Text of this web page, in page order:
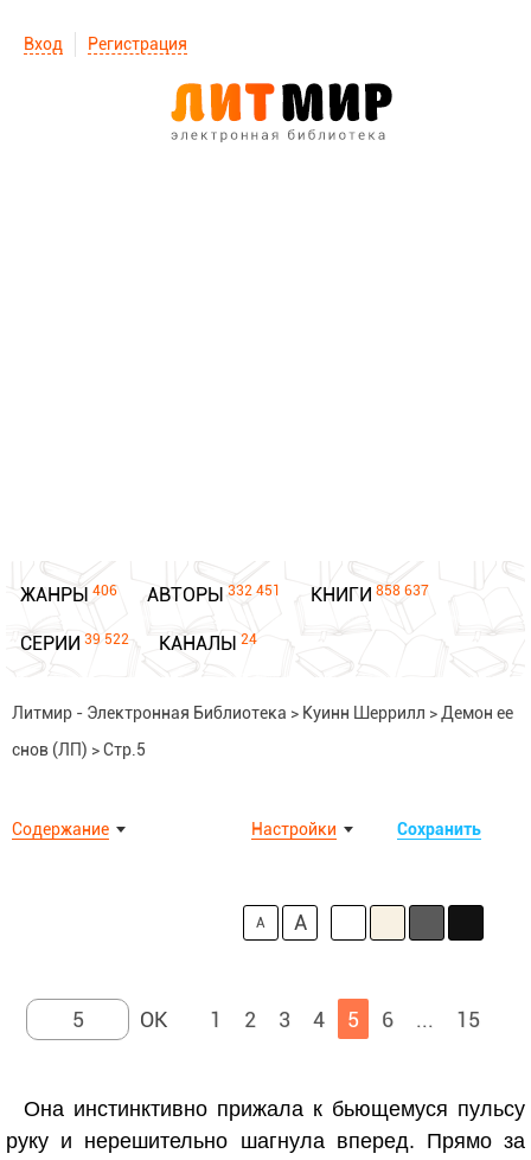
Вход Регистрация
ЖАНРЫ 406 АВТОРЫ 332 451 КНИГИ 858 637
СЕРИИ 39 522 КАНАЛЫ 24
Литмир - Электронная Библиотека > Куинн Шеррилл > Демон ее
снов (ЛП) >Стр.5
Содержание Сохранить
Настройки
A A
1 2 3 4 5 6 ... 15
Она инстинктивно прижала к бьющемуся пульсу
руку и нерешительно шагнула вперед. Прямо за